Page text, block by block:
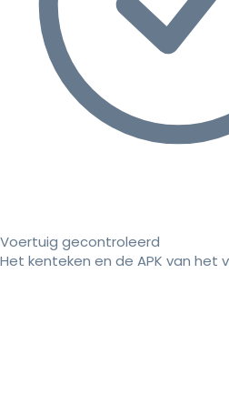
Voertuig gecontroleerd
Het kenteken en de APK van het